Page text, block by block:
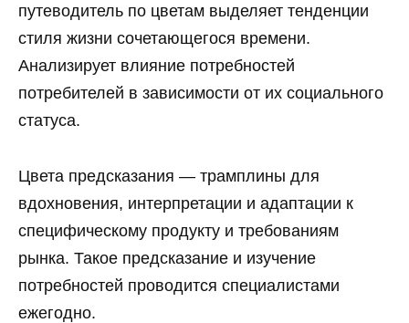
путеводитель по цветам выделяет тенденции
стиля жизни сочетающегося времени.
Анализирует влияние потребностей
потребителей в зависимости от их социального
статуса.
Цвета предсказания — трамплины для
вдохновения, интерпретации и адаптации к
специфическому продукту и требованиям
рынка. Такое предсказание и изучение
потребностей проводится специалистами
ежегодно.